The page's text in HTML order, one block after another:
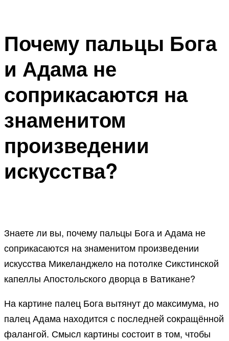
Почему пальцы Бога
и Адама не
соприкасаются на
знаменитом
произведении
искусства?
Знаете ли вы, почему пальцы Бога и Адама не
соприкасаются на знаменитом произведении
искусства Микеланджело на потолке Сикстинской
капеллы Апостольского дворца в Ватикане?
На картине палец Бога вытянут до максимума, но
палец Адама находится с последней сокращённой
фалангой. Смысл картины состоит в том, чтобы